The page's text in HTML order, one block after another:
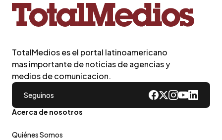
TotalMedios es el portal latinoamericano
mas importante de noticias de agencias y
medios de comunicacion.
Seguinos
Acerca de nosotros
Quiénes Somos